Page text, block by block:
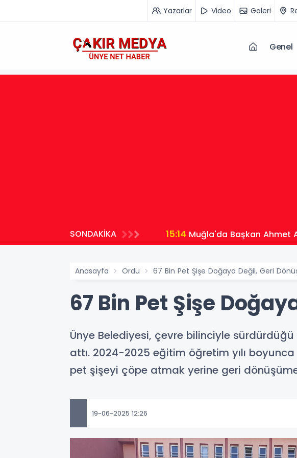
Yazarlar Video Galeri
Genel
SONDAKİKA 15:14 Muğla'da Başkan Ahmet
Anasayfa Ordu 67 Bin Pet Şişe Doğaya Değil, Geri
67 Bin Pet Şişe
Ünye Belediyesi, çevre bilinciyle
attı. 2024-2025 eğitim öğretim yılı
pet şişeyi çöpe atmak yerine geri dönüşüme
19-06-2025 12:26